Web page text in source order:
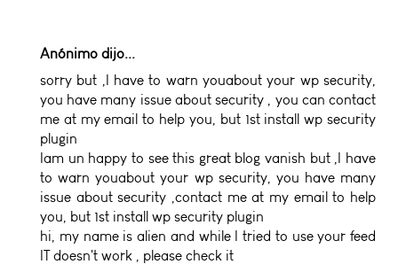
Anónimo dijo...
sorry but ,I have to warn youabout your wp security,
you have many issue about security , you can contact
me at my email to help you, but 1st install wp security
plugin
Iam un happy to see this great blog vanish but ,I have
to warn youabout your wp security, you have many
issue about security ,contact me at my email to help
you, but 1st install wp security plugin
hi, my name is alien and while I tried to use your feed
IT doesn't work , please check it